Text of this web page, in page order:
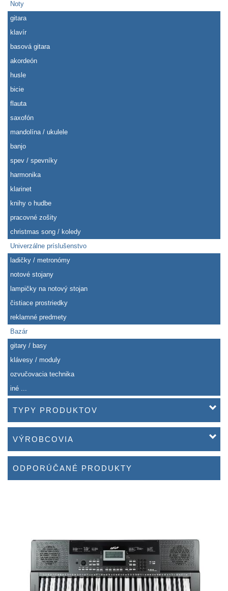
Noty
gitara
klavír
basová gitara
akordeón
husle
bicie
flauta
saxofón
mandolína / ukulele
banjo
spev / spevníky
harmonika
klarinet
knihy o hudbe
pracovné zošity
christmas song / koledy
Univerzálne príslušenstvo
ladičky / metronómy
notové stojany
lampičky na notový stojan
čistiace prostriedky
reklamné predmety
Bazár
gitary / basy
klávesy / moduly
ozvučovacia technika
iné ...
TYPY PRODUKTOV
VÝROBCOVIA
ODPORÚČANÉ PRODUKTY